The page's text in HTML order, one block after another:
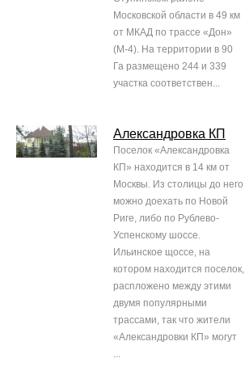
Московской области в 49 км
от МКАД по трассе «Дон»
(М-4). На территории в 90
Га размещено 244 и 339
участка соответствен...
Александровка КП
Поселок «Александровка
КП» находится в 14 км от
Москвы. Из столицы до него
можно доехать по Новой
Риге, либо по Рублево-
Успенскому шоссе.
Ильинское щоссе, на
котором находится поселок,
распложено между этими
двумя популярными
трассами, так что жители
«Александровки КП» могут
...